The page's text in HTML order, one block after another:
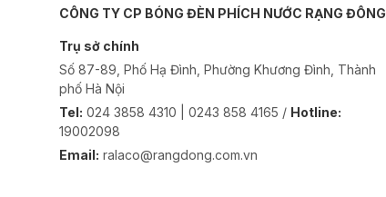
CÔNG TY CP BÓNG ĐÈN PHÍCH NƯỚC RẠNG ĐÔNG
Trụ sở chính
Số 87-89, Phố Hạ Đình, Phường Khương Đình, Thành
phố Hà Nội
Tel: 024 3858 4310 | 0243 858 4165 / Hotline:
19002098
Email: ralaco@rangdong.com.vn